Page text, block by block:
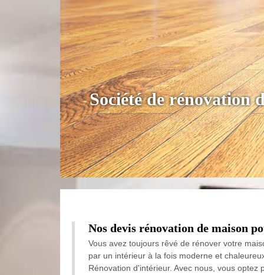
Société de rénovation
Nos devis rénovation de maison
Vous avez toujours rêvé de rénover votre
par un intérieur à la fois moderne et
Rénovation d'intérieur. Avec nous, vous